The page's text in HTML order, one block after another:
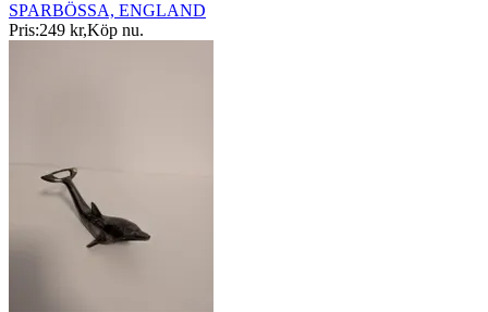
SPARBÖSSA, ENGLAND
Pris:249 kr,Köp nu.